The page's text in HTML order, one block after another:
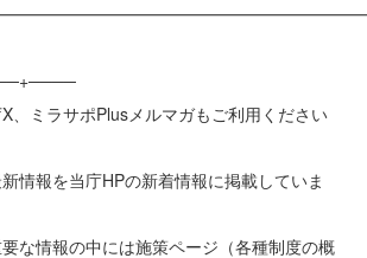
X、ミラサポPlusメルマガもご利用ください
情報を当庁HPの新着情報に掲載していま
な情報の中には施策ページ（各種制度の概